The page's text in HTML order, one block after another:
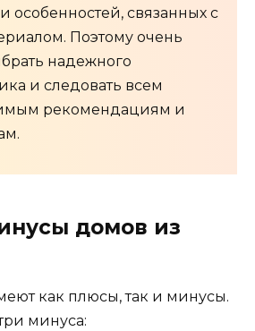
особенностей, связанных с
Поэтому очень
надежного
и следовать всем
рекомендациям и
домов из
как плюсы, так и минусы.
минуса: